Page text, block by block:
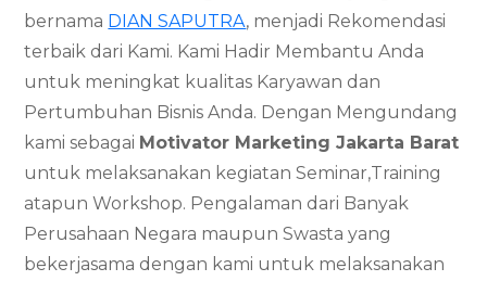
bernama DIAN SAPUTRA, menjadi Rekomendasi
terbaik dari Kami. Kami Hadir Membantu Anda
untuk meningkat kualitas Karyawan dan
Pertumbuhan Bisnis Anda. Dengan Mengundang
kami sebagai Motivator MarketingJakarta Barat
untuk melaksanakan kegiatan Seminar,Training
atapun Workshop. Pengalaman dari Banyak
Perusahaan Negara maupun Swasta yang
bekerjasama dengan kami untuk melaksanakan